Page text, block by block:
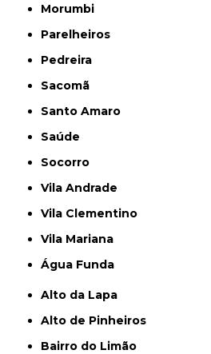
Morumbi
Parelheiros
Pedreira
Sacomã
Santo Amaro
Saúde
Socorro
Vila Andrade
Vila Clementino
Vila Mariana
Água Funda
Alto da Lapa
Alto de Pinheiros
Bairro do Limão